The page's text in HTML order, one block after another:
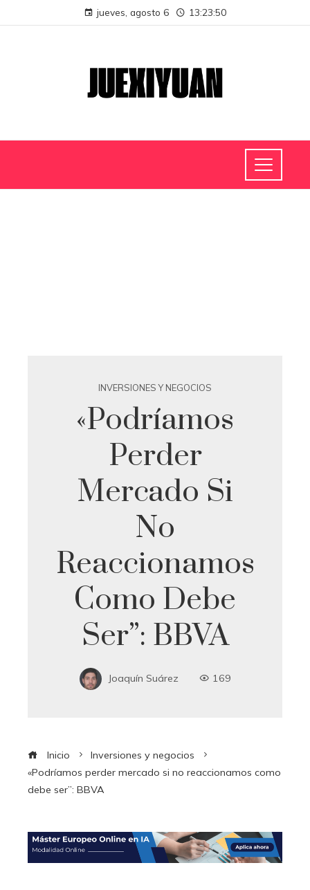
jueves, agosto 6 13:23:50
INVERSIONES Y NEGOCIOS
«Podríamos
Perder
Mercado Si
No
Reaccionamos
Como Debe
Ser”: BBVA
Joaquín Suárez 169
Inicio
Inversiones y negocios
«Podríamos perder mercado si no reaccionamos como
debe ser”: BBVA